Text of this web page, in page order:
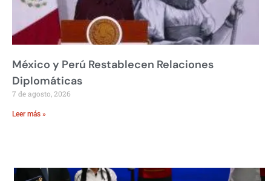
México y Perú Restablecen Relaciones
Diplomáticas
7 de agosto, 2026
Leer más »